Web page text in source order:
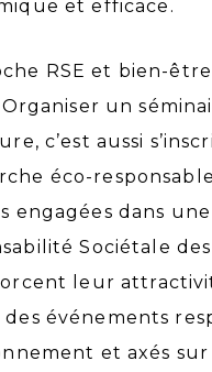
et efficace.
RSE et bien-être
un
c’est aussi
éco-
engagées dans
Sociétale
leur
événements
et axés